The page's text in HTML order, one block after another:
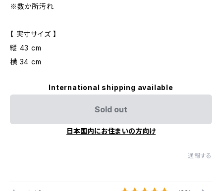
※数か所汚れ
【 実寸サイズ 】
縦 43 cm
横 34 cm
International shipping available
Sold out
日本国内にお住まいの方向け
通報する